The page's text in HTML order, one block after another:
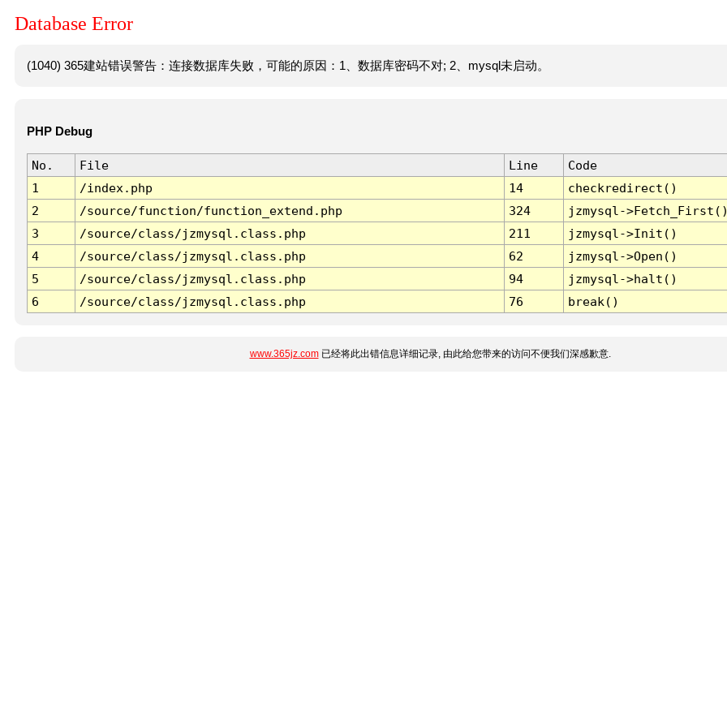
Database Error
(1040) 365建站错误警告：连接数据库失败，可能的原因：1、数据库密码不对; 2、mysql未启动。
PHP Debug
No. File Line
Code
1
/index.php 14
checkredirect()
2
/source/function/function_extend.php 324
jzmysql-
3
/source/class/jzmysql.class.php 211
jzmysql->Init()
4
/source/class/jzmysql.class.php 62
jzmysql->Open()
5
/source/class/jzmysql.class.php 94
jzmysql->halt()
6
/source/class/jzmysql.class.php 76 break()
www.365jz.com已经将此出错信息详细记录, 由此给您带来的访问不便我们深感歉意.